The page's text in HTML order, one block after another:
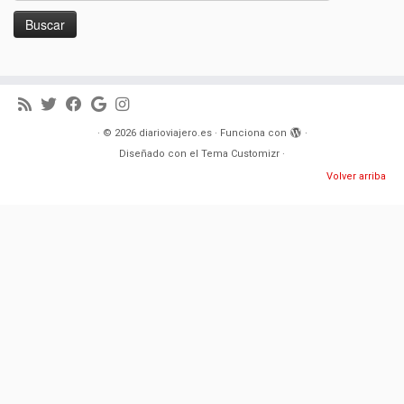
· © 2026 diarioviajero.es· Funciona con
·
Diseñado con el Tema Customizr ·
Volver arriba